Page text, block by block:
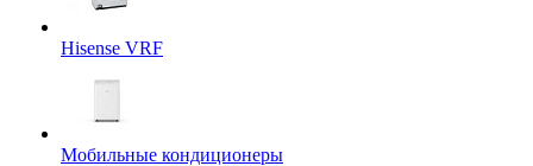
Hisense VRF
Мобильные кондиционеры